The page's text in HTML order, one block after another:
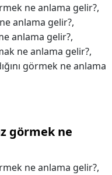
ne anlama gelir?,
anlama gelir?,
anlama gelir?,
ne anlama gelir?,
görmek ne anlama
görmek ne
ne anlama gelir?,